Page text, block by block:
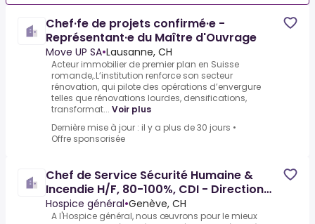
Chef·fe de projets confirmé·e -
Représentant·e du Maître d'Ouvrage
Move UP SA•Lausanne, CH
Acteur immobilier de premier plan en Suisse
romande,.L’institution renforce son secteur
rénovation, qui pilote des opérations d’envergure
telles que rénovations lourdes, densifications,
transformat... Voir plus
Dernière mise à jour : il y a plus de 30 jours •
Offre sponsorisée
Chef de Service Sécurité Humaine &
Incendie H/F, 80-100%, CDI - Direction
Immobilier
Hospice général•Genève, CH
A l'Hospice général, nous œuvrons pour le mieux